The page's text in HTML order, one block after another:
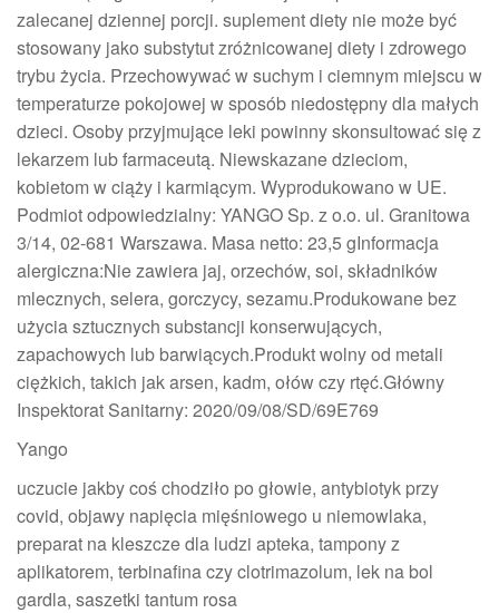
zalecanej dziennej porcji. suplement diety nie może być
stosowany jako substytut zróżnicowanej diety i zdrowego
trybu życia. Przechowywać w suchym i ciemnym miejscu w
temperaturze pokojowej w sposób niedostępny dla małych
dzieci. Osoby przyjmujące leki powinny skonsultować się z
lekarzem lub farmaceutą. Niewskazane dzieciom,
kobietom w ciąży i karmiącym. Wyprodukowano w UE.
Podmiot odpowiedzialny: YANGO Sp. z o.o. ul. Granitowa
3/14, 02-681 Warszawa. Masa netto: 23,5 gInformacja
alergiczna:Nie zawiera jaj, orzechów, soi, składników
mlecznych, selera, gorczycy, sezamu.Produkowane bez
użycia sztucznych substancji konserwujących,
zapachowych lub barwiących.Produkt wolny od metali
ciężkich, takich jak arsen, kadm, ołów czy rtęć.Główny
Inspektorat Sanitarny: 2020/09/08/SD/69E769
Yango
uczucie jakby coś chodziło po głowie, antybiotyk przy
covid, objawy napięcia mięśniowego u niemowlaka,
preparat na kleszcze dla ludzi apteka, tampony z
aplikatorem, terbinafina czy clotrimazolum, lek na bol
gardla, saszetki tantum rosa